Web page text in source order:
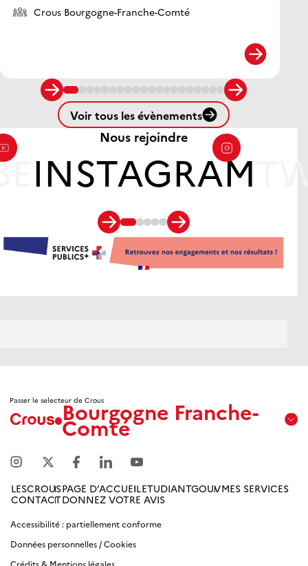
Organisateur :
Crous Bourgogne-Franche-Comté
Voir tous les évènements
Nous rejoindre
INSTAGRAM
Passer le selecteur de CrousBourgogne Franche-
Comté
Avignon
Amiens
Antilles
LESCROUSPAGE D’ACCUEILETUDIANTGOUVMES SERVICES
CONTACTDONNEZ VOTRE AVIS
Accessibilité : partiellement conforme
Données personnelles / Cookies
Crédits & Mentions légales